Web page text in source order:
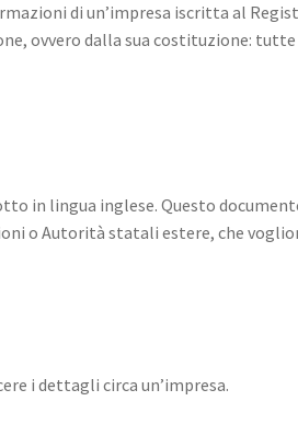
di un’impresa iscritta al
ovvero dalla sua costituzione:
in lingua inglese. Questo
o Autorità statali estere, che
i dettagli circa un’impresa.